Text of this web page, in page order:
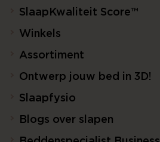
SlaapKwaliteit Score™
Winkels
Assortiment
Ontwerp jouw bed in 3D!
Slaapfysio
Blogs over slapen